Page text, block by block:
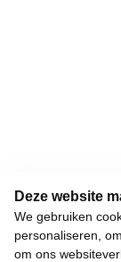
Deze website
We gebruiken
personaliseren,
om ons